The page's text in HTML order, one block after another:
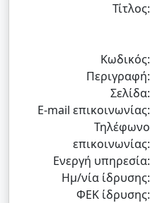
Τίτλος:
Κωδικός:
Περιγραφή:
Σελίδα:
E-mail επικοινωνίας:
Τηλέφωνο
επικοινωνίας:
Ενεργή υπηρεσία:
Ημ/νία ίδρυσης:
ΦΕΚ ίδρυσης: